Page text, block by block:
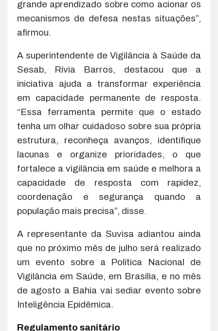
grande aprendizado sobre como acionar os
mecanismos de defesa nestas situações”,
afirmou.
A superintendente de Vigilância à Saúde da
Sesab, Rívia Barros, destacou que a
iniciativa ajuda a transformar experiência
em capacidade permanente de resposta.
“Essa ferramenta permite que o estado
tenha um olhar cuidadoso sobre sua própria
estrutura, reconheça avanços, identifique
lacunas e organize prioridades, o que
fortalece a vigilância em saúde e melhora a
capacidade de resposta com rapidez,
coordenação e segurança quando a
população mais precisa”, disse.
A representante da Suvisa adiantou ainda
que no próximo mês de julho será realizado
um evento sobre a Política Nacional de
Vigilância em Saúde, em Brasília, e no mês
de agosto a Bahia vai sediar evento sobre
Inteligência Epidêmica.
Regulamento sanitário